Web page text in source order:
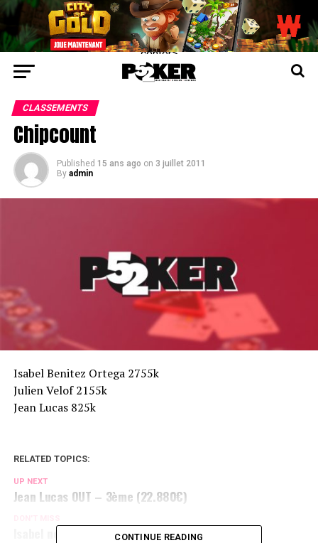
center>
CLASSEMENTS
Chipcount
Published 15 ans ago on 3 juillet 2011
By admin
Isabel Benitez Ortega 2755k
Julien Velof 2155k
Jean Lucas 825k
RELATED TOPICS:
UP NEXT
Jean Lucas OUT – 3ème (22.880€)
Isabel ne s'arrête plusCONTINUE READING